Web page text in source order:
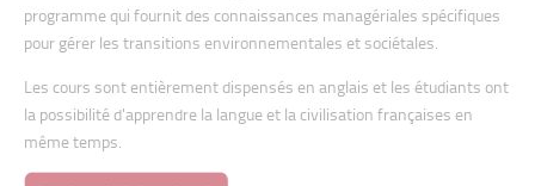
programme qui fournit des connaissances managériales spécifiques
pour gérer les transitions environnementales et sociétales.
Les cours sont entièrement dispensés en anglais et les étudiants ont
la possibilité d'apprendre la langue et la civilisation françaises en
même temps.